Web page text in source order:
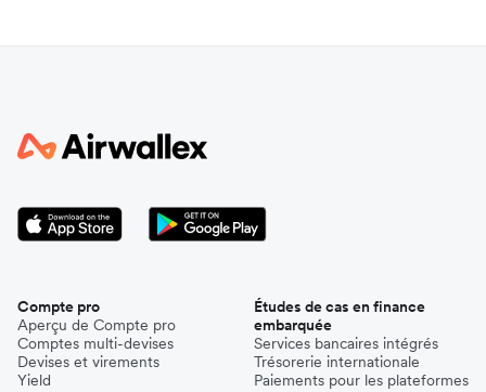
Compte pro
Aperçu de Compte pro
Comptes multi-devises
Devises et virements
Yield
Études de cas en finance
embarquée
Services bancaires intégrés
Trésorerie internationale
Paiements pour les plateformes